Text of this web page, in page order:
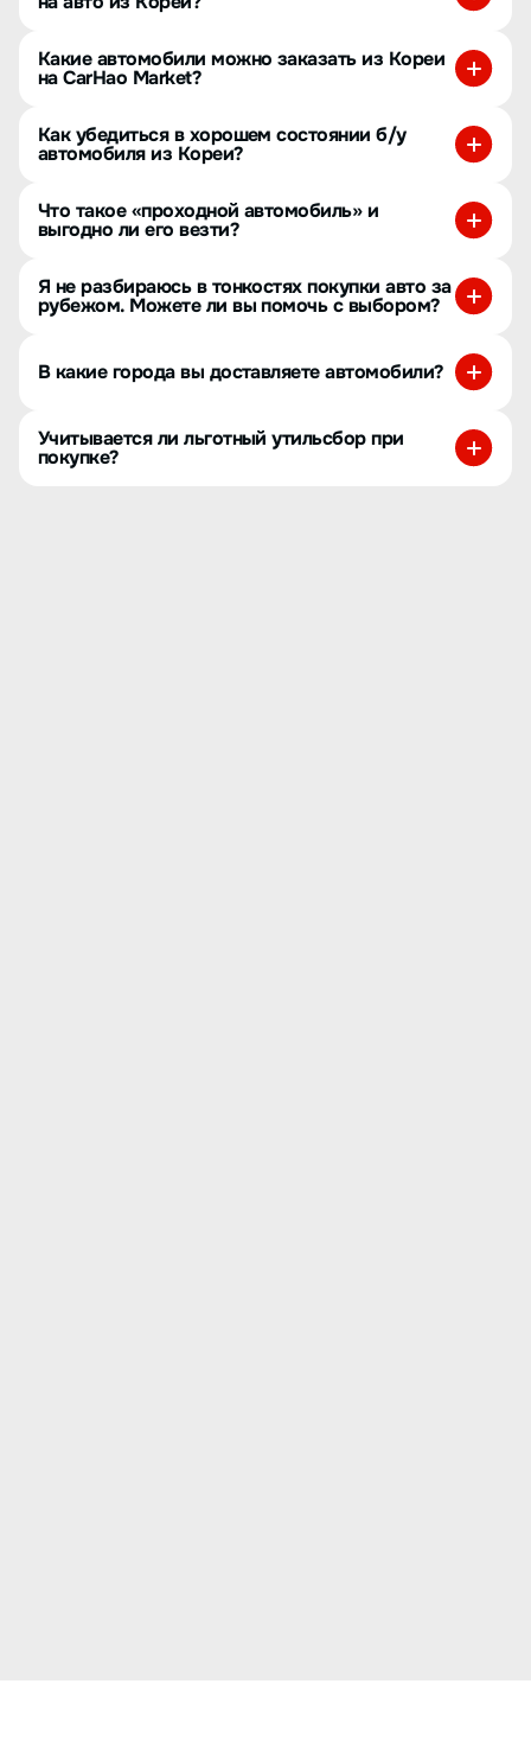
Какие автомобили можно заказать из Кореи
на CarHao Market?
Как убедиться в хорошем состоянии б/у
автомобиля из Кореи?
Что такое «проходной автомобиль» и
выгодно ли его везти?
Я не разбираюсь в тонкостях покупки авто за
рубежом. Можете ли вы помочь с выбором?
В какие города вы доставляете автомобили?
Учитывается ли льготный утильсбор при
покупке?